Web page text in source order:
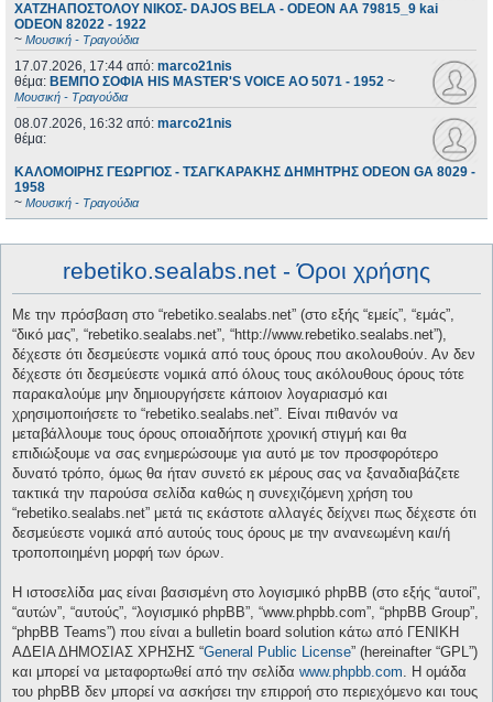
ΧΑΤΖΗΑΠΟΣΤΟΛΟΥ ΝΙΚΟΣ- DAJOS BELA - ODEON AA 79815_9 kai
ODEON 82022 - 1922
~ Μουσική - Τραγούδια
17.07.2026, 17:44 από: marco21nis
θέμα: ΒΕΜΠΟ ΣΟΦΙΑ HIS MASTER'S VOICE AO 5071 - 1952 ~
Μουσική - Τραγούδια
08.07.2026, 16:32 από: marco21nis
θέμα:
ΚΑΛΟΜΟΙΡΗΣ ΓΕΩΡΓΙΟΣ - ΤΣΑΓΚΑΡΑΚΗΣ ΔΗΜΗΤΡΗΣ ODEON GA 8029 -
1958
~ Μουσική - Τραγούδια
rebetiko.sealabs.net - Όροι χρήσης
Με την πρόσβαση στο “rebetiko.sealabs.net” (στο εξής “εμείς”, “εμάς”,
“δικό μας”, “rebetiko.sealabs.net”, “http://www.rebetiko.sealabs.net”),
δέχεστε ότι δεσμεύεστε νομικά από τους όρους που ακολουθούν. Αν δεν
δέχεστε ότι δεσμεύεστε νομικά από όλους τους ακόλουθους όρους τότε
παρακαλούμε μην δημιουργήσετε κάποιον λογαριασμό και
χρησιμοποιήσετε το “rebetiko.sealabs.net”. Είναι πιθανόν να
μεταβάλλουμε τους όρους οποιαδήποτε χρονική στιγμή και θα
επιδιώξουμε να σας ενημερώσουμε για αυτό με τον προσφορότερο
δυνατό τρόπο, όμως θα ήταν συνετό εκ μέρους σας να ξαναδιαβάζετε
τακτικά την παρούσα σελίδα καθώς η συνεχιζόμενη χρήση του
“rebetiko.sealabs.net” μετά τις εκάστοτε αλλαγές δείχνει πως δέχεστε ότι
δεσμεύεστε νομικά από αυτούς τους όρους με την ανανεωμένη και/ή
τροποποιημένη μορφή των όρων.
Η ιστοσελίδα μας είναι βασισμένη στο λογισμικό phpBB (στο εξής “αυτοί”,
“αυτών”, “αυτούς”, “λογισμικό phpBB”, “www.phpbb.com”, “phpBB Group”,
“phpBB Teams”) που είναι a bulletin board solution κάτω από ΓΕΝΙΚΗ
ΑΔΕΙΑ ΔΗΜΟΣΙΑΣ ΧΡΗΣΗΣ “General Public License” (hereinafter “GPL”)
και μπορεί να μεταφορτωθεί από την σελίδα www.phpbb.com. Η ομάδα
του phpBB δεν μπορεί να ασκήσει την επιρροή στο περιεχόμενο και τους